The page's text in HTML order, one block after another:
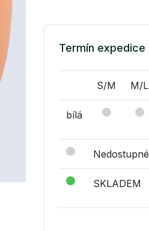
Termín expedice
S/M M/L
bílá
Nedostupné
SKLADEM